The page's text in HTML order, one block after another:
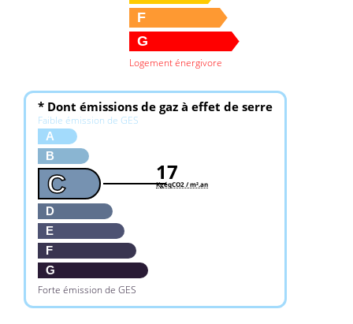
F
G
Logement énergivore
* Dont émissions de gaz à effet de serre
Faible émission de GES
A
B
C
D
E
F
G
Forte émission de GES
17
KgéqCO2 / m².an